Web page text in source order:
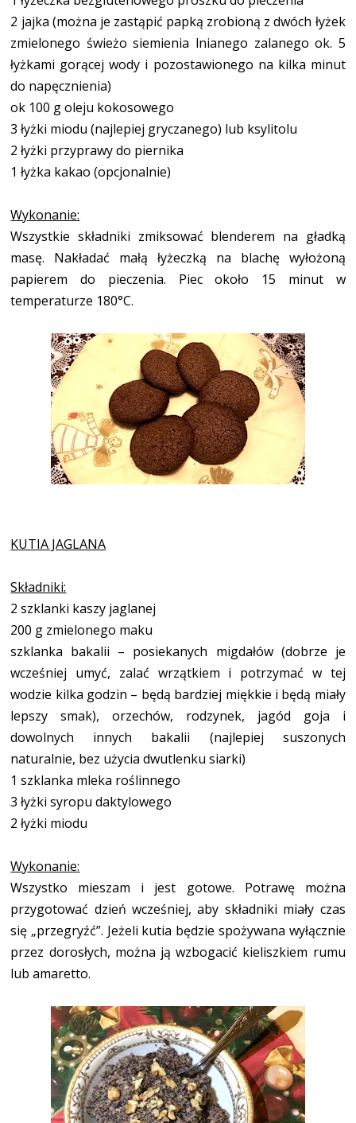
2 jajka (można je zastąpić papką zrobioną z dwóch łyżek
zmielonego świeżo siemienia lnianego zalanego ok. 5
łyżkami gorącej wody i pozostawionego na kilka minut
do napęcznienia)
ok 100 g oleju kokosowego
3 łyżki miodu (najlepiej gryczanego) lub ksylitolu
2 łyżki przyprawy do piernika
1 łyżka kakao (opcjonalnie)
Wykonanie:
Wszystkie składniki zmiksować blenderem na gładką
masę. Nakładać małą łyżeczką na blachę wyłożoną
papierem do pieczenia. Piec około 15 minut w
temperaturze 180°C.
KUTIA JAGLANA
Składniki:
2 szklanki kaszy jaglanej
200 g zmielonego maku
szklanka bakalii – posiekanych migdałów (dobrze je
wcześniej umyć, zalać wrzątkiem i potrzymać w tej
wodzie kilka godzin – będą bardziej miękkie i będą miały
lepszy smak), orzechów, rodzynek, jagód goja i
dowolnych innych bakalii (najlepiej suszonych
naturalnie, bez użycia dwutlenku siarki)
1 szklanka mleka roślinnego
3 łyżki syropu daktylowego
2 łyżki miodu
Wykonanie:
Wszystko mieszam i jest gotowe. Potrawę można
przygotować dzień wcześniej, aby składniki miały czas
się „przegryźć”. Jeżeli kutia będzie spożywana wyłącznie
przez dorosłych, można ją wzbogacić kieliszkiem rumu
lub amaretto.